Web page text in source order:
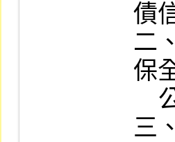
債
二
保
三